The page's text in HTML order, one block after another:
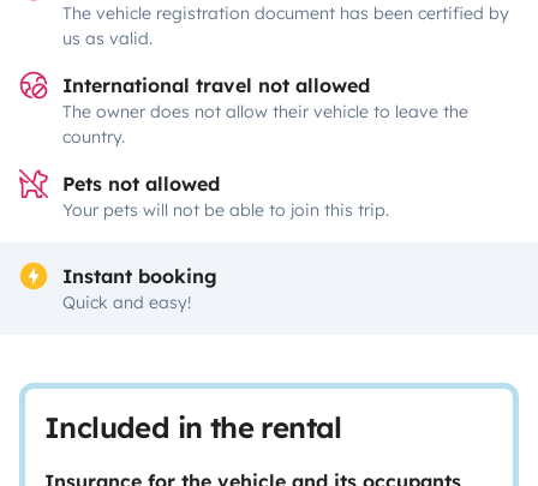
The vehicle registration document has been certified by
us as valid.
International travel not allowed
The owner does not allow their vehicle to leave the
country.
Pets not allowed
Your pets will not be able to join this trip.
Instant booking
Quick and easy!
Included in the rental
Insurance for the vehicle and its occupants